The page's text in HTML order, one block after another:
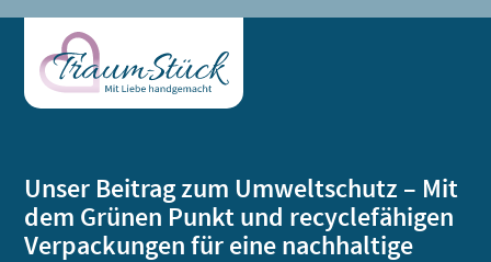
Unser Beitrag zum Umweltschutz – Mit
dem Grünen Punkt und recyclefähigen
Verpackungen für eine nachhaltige